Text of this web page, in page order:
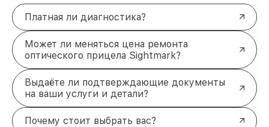
Платная ли диагностика?
Может ли меняться цена ремонта
оптического прицела Sightmark?
Выдаёте ли подтверждающие документы
на ваши услуги и детали?
Почему стоит выбрать вас?